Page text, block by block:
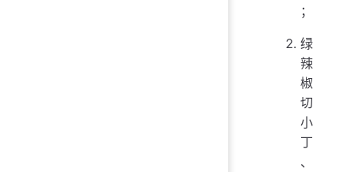
；
绿
辣
椒
切
小
丁
、